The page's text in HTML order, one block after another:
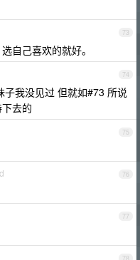
73
自己喜欢的就好。
74
子我没见过 但就如#73 所说
去的
75
76
77